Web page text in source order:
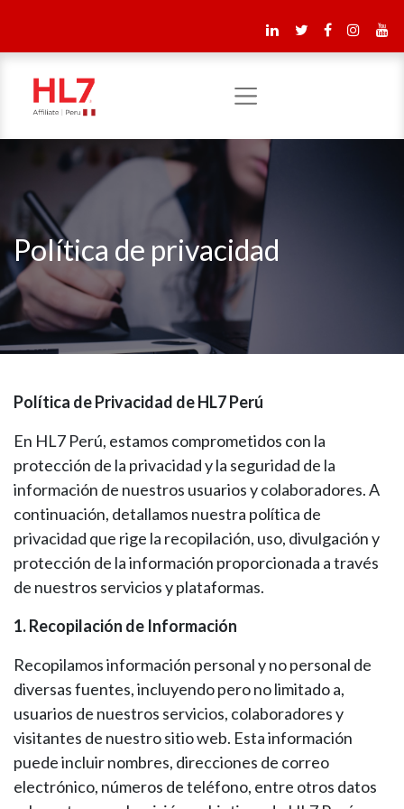
Política de privacidad
Política de Privacidad de HL7 Perú
En HL7 Perú, estamos comprometidos con la
protección de la privacidad y la seguridad de la
información de nuestros usuarios y colaboradores. A
continuación, detallamos nuestra política de
privacidad que rige la recopilación, uso, divulgación y
protección de la información proporcionada a través
de nuestros servicios y plataformas.
1. Recopilación de Información
Recopilamos información personal y no personal de
diversas fuentes, incluyendo pero no limitado a,
usuarios de nuestros servicios, colaboradores y
visitantes de nuestro sitio web. Esta información
puede incluir nombres, direcciones de correo
electrónico, números de teléfono, entre otros datos